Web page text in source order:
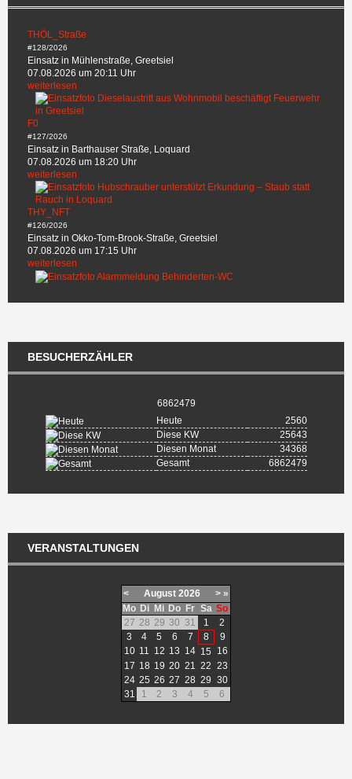
THÖL_Straße
#128/2026
Einsatz in Mühlenstraße, Greetsiel
07.08.2026 um 20:11 Uhr
weiterlesen
F0
#127/2026
Einsatz in Barthauser Straße, Loquard
07.08.2026 um 18:20 Uhr
weiterlesen
THY_NFT
#126/2026
Einsatz in Okko-Tom-Brook-Straße, Greetsiel
07.08.2026 um 17:15 Uhr
weiterlesen
BESUCHERZÄHLER
6862479
Heute
2560
Diese KW
25643
Diesen Monat
34368
Gesamt
6862479
VERANSTALTUNGEN
< August 2026 > »
Mo Di Mi Do Fr Sa So
27 28 29 30 31 1
2
3
4 5 6 7 8
9
10 11 12 13 14 15
16
17 18 19 20 21 22 23
24 25 26 27 28 29 30
31
1 2 3 4 5 6